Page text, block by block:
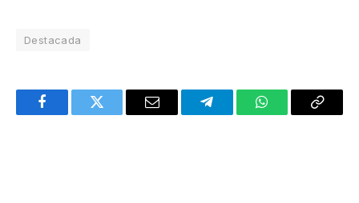
Destacada
FacebookTwitter Email TelegramWhatsAppCopy